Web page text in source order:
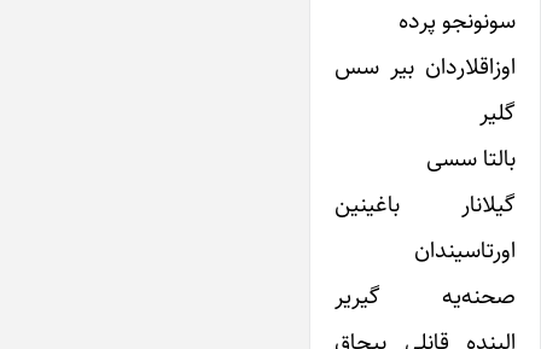
سونونجو پرده
اوزاقلاردان بیر سس
گلیر
بالتا سسی
گیلانار باغینین
اورتاسیندان
صحنه‌یه گیریر
الینده قانلی بیجاق